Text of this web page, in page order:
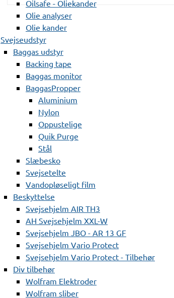
Oilsafe - Oliekander
Olie analyser
Olie kander
Svejseudstyr
Baggas udstyr
Backing tape
Baggas monitor
BaggasPropper
Aluminium
Nylon
Oppustelige
Quik Purge
Stål
Slæbesko
Svejsetelte
Vandopløseligt film
Beskyttelse
Svejsehjelm AIR TH3
AH Svejsehjelm XXL-W
Svejsehjelm JBO - AR 13 GF
Svejsehjelm Vario Protect
Svejsehjelm Vario Protect - Tilbehør
Div tilbehør
Wolfram Elektroder
Wolfram sliber